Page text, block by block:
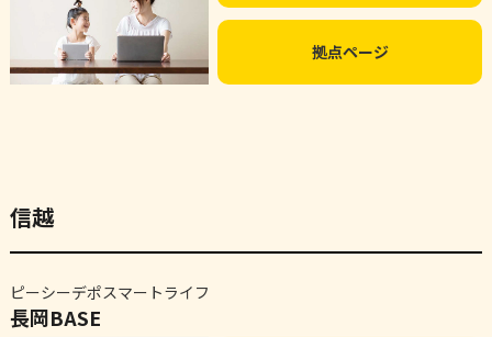
拠点ページ
信越
ピーシーデポスマートライフ
長岡BASE